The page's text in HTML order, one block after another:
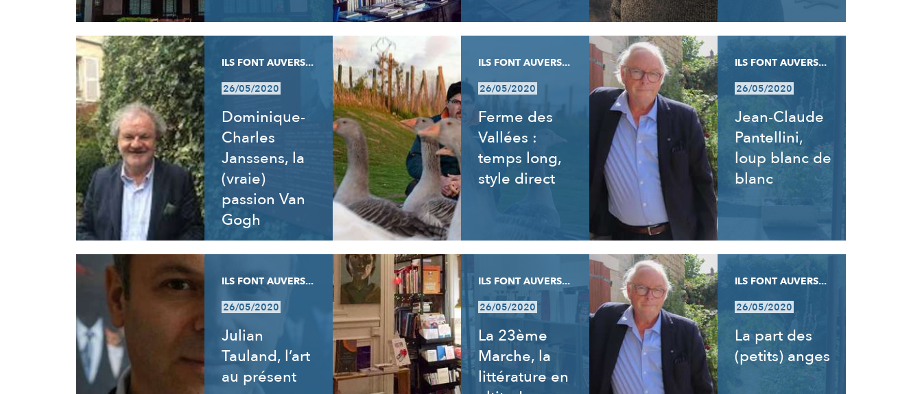
ILS FONT AUVERS...
26/05/2020
Dominique-
Charles
Janssens, la
(vraie)
passion Van
Gogh
ILS FONT AUVERS...
26/05/2020
Ferme des
Vallées :
temps long,
style direct
ILS FONT AUVERS...
26/05/2020
Jean-Claude
Pantellini,
loup blanc de
blanc
ILS FONT AUVERS...
26/05/2020
Julian
Tauland, l’art
au présent
ILS FONT AUVERS...
26/05/2020
La 23ème
Marche, la
littérature en
ILS FONT AUVERS...
26/05/2020
La part des
(petits) anges